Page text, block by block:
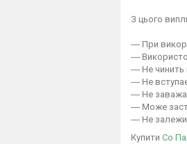
З цього
― При
―
― Не чинить
― Не
― Не
― Може
― Не
Купити Со